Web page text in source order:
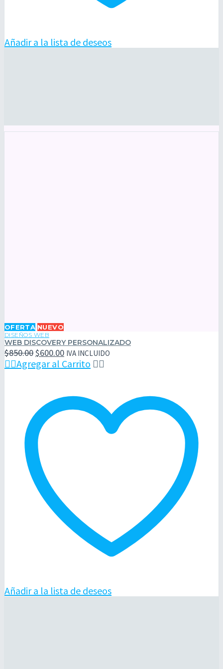
Añadir a la lista de deseos
Web
Discovery
Personalizado
OFERTA NUEVO
DISEÑOS WEB
WEB DISCOVERY PERSONALIZADO
$850.00 El
precio
original
$600.00El
precio
actual
IVA INCLUIDO
Agregar al Carrito 
Añadir a la lista de deseos